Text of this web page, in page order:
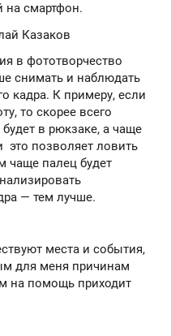
на смартфон.
Казаков
в фототворчество
снимать и наблюдать
кадра. К примеру, если
то скорее всего
в рюкзаке, а чаще
позволяет ловить
чаще палец будет
— тем лучше.
места и события,
для меня причинам
на помощь приходит